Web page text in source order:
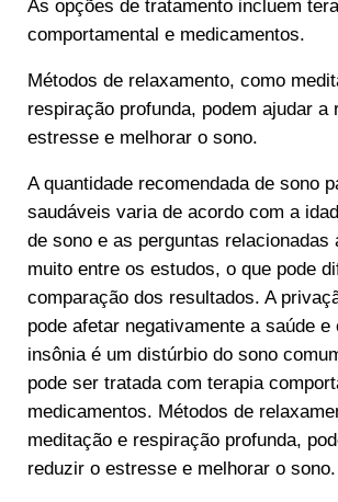
As opções de tratamento incluem
comportamental e medicamentos.
Métodos de relaxamento, como
respiração profunda, podem ajudar a
estresse e melhorar o sono.
A quantidade recomendada de sono
saudáveis varia de acordo com a
de sono e as perguntas relacionadas
muito entre os estudos, o que pode
comparação dos resultados. A
pode afetar negativamente a saúde e
insônia é um distúrbio do sono
pode ser tratada com terapia
medicamentos. Métodos de
meditação e respiração profunda,
reduzir o estresse e melhorar o sono.